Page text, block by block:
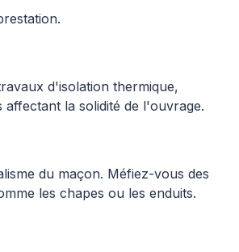
d'isolation thermique,
la solidité de l'ouvrage.
du maçon. Méfiez-vous des
les chapes ou les enduits.